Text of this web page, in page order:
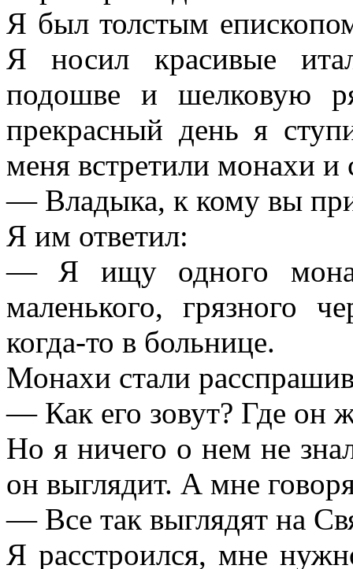
Я был толстым
Я носил красивые
подошве и шелковую
прекрасный день я
меня встретили монахи и
— Владыка, к кому вы
Я им ответил:
— Я ищу одного
маленького, грязного
когда-то в больнице.
Монахи стали
— Как его зовут? Где он
Но я ничего о нем не
он выглядит. А мне
— Все так выглядят на
Я расстроился, мне